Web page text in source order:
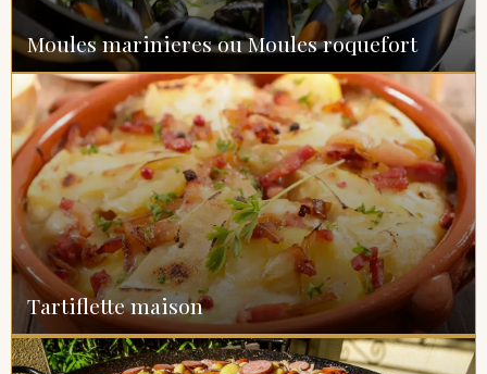
Moules marinieres ou Moules roquefort
Tartiflette maison
Pasta party